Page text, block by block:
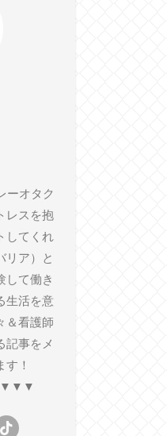
ーオタク
レスを抱
してくれ
リア）と
して働き
生活を意
＆看護師
記事をメ
！
▼▼▼